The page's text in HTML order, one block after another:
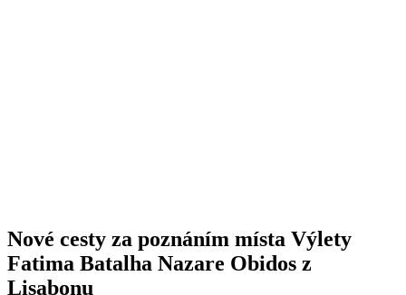
Nové cesty za poznáním místa Výlety
Fatima Batalha Nazare Obidos z
Lisabonu